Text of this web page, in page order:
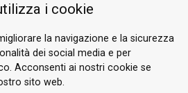
POLICY
Valle di Susa
Arte e Cultura Alpina
i cookie
la navigazione e la sicurezza
dei social media e per
Acconsenti ai nostri cookie se
sito web.